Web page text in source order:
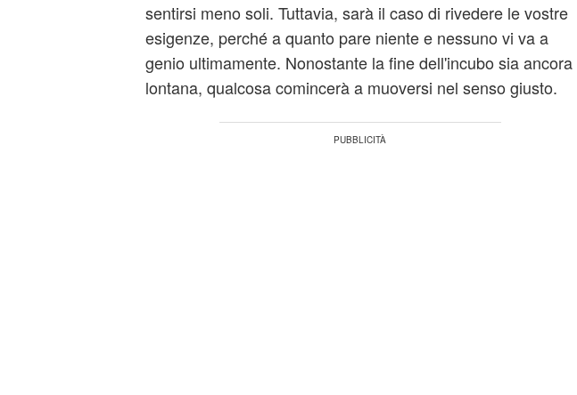
sentirsi meno soli. Tuttavia, sarà il caso di rivedere le vostre
esigenze, perché a quanto pare niente e nessuno vi va a
genio ultimamente. Nonostante la fine dell'incubo sia ancora
lontana, qualcosa comincerà a muoversi nel senso giusto.